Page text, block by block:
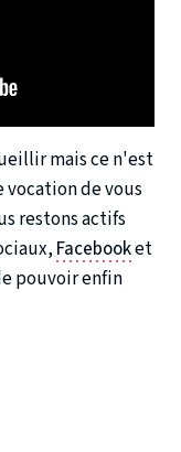
mais ce n'est
vocation de vous
restons actifs
Facebooket
pouvoir enfin